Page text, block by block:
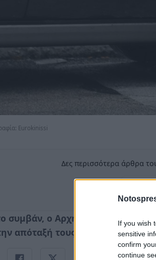
If you wish
sensitive
confirm
continue
Eurokinissi
Δες περισσότερα άρθρα
συμβάν, ο Αρχηγός ΓΕΕΘΑ έχει
απόταξή τους από τις Ένοπλες